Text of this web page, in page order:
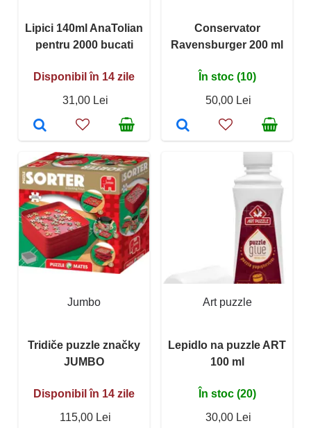
Lipici 140ml AnaTolian
pentru 2000 bucati
Disponibil în 14 zile
31,00 Lei
Conservator
Ravensburger 200 ml
În stoc (10)
50,00 Lei
Jumbo
Tridiče puzzle značky
JUMBO
Disponibil în 14 zile
115,00 Lei
Art puzzle
Lepidlo na puzzle ART
100 ml
În stoc (20)
30,00 Lei